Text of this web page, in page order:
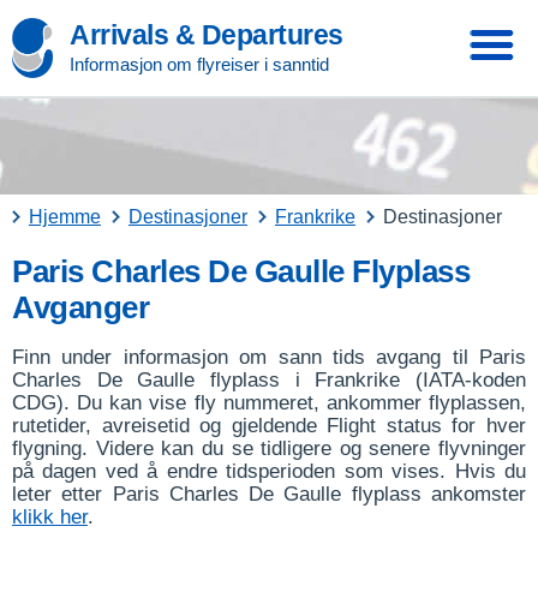
Arrivals & Departures
Informasjon om flyreiser i sanntid
Hjemme Destinasjoner Frankrike Destinasjoner
Paris Charles De Gaulle Flyplass
Avganger
Finn under informasjon om sann tids avgang til Paris
Charles De Gaulle flyplass i Frankrike (IATA-koden
CDG). Du kan vise fly nummeret, ankommer flyplassen,
rutetider, avreisetid og gjeldende Flight status for hver
flygning. Videre kan du se tidligere og senere flyvninger
på dagen ved å endre tidsperioden som vises. Hvis du
leter etter Paris Charles De Gaulle flyplass ankomster
klikk her.